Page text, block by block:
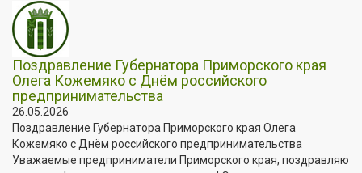
Поздравление Губернатора Приморского края
Олега Кожемяко с Днём российского
предпринимательства
26.05.2026
Поздравление Губернатора Приморского края Олега
Кожемяко с Днём российского предпринимательства
Уважаемые предприниматели Приморского края, поздравляю